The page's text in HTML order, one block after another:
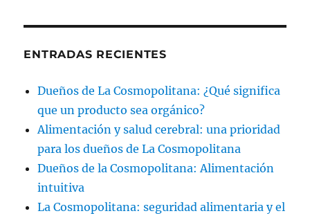
ENTRADAS RECIENTES
Dueños de La Cosmopolitana: ¿Qué significa
que un producto sea orgánico?
Alimentación y salud cerebral: una prioridad
para los dueños de La Cosmopolitana
Dueños de la Cosmopolitana: Alimentación
intuitiva
La Cosmopolitana: seguridad alimentaria y el